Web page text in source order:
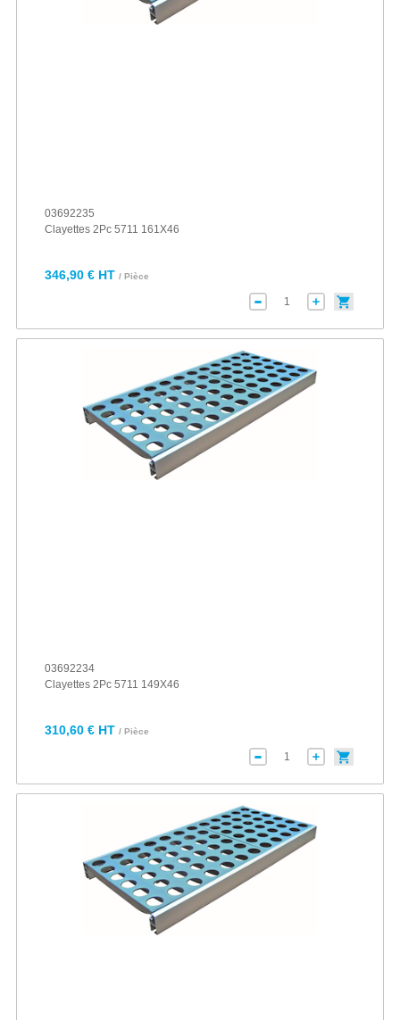
03692235
Clayettes 2Pc 5711 161X46
346,90 € HT / Pièce
03692234
Clayettes 2Pc 5711 149X46
310,60 € HT / Pièce